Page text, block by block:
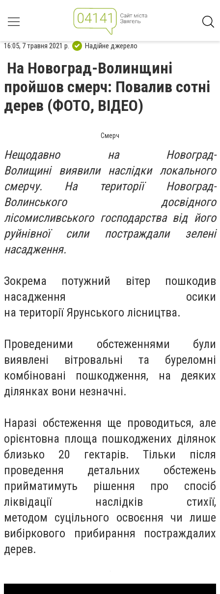
16:05, 7 травня 2021 р. Надійне джерело
На Новоград-Волинщині
пройшов смерч: Повалив сотні
дерев (ФОТО, ВІДЕО)
Смерч
Нещодавно на Новоград-
Волищинівиявили наслідки локального
смерчу. На території Новоград-
Волинського досвідного
лісомисливського господарства від його
руйнівної сили постраждали зелені
насадження.
Зокрема потужний вітер пошкодив
насадження осики
на територіїЯрунського лісництва.
Проведеними обстеженнями були
виявлені вітровальні та буреломні
комбіновані пошкодження, на деяких
ділянках вони незначні.
Наразі обстеження ще проводиться, але
орієнтовна площа пошкоджених ділянок
близько 20 гектарів. Тільки після
проведення детальних обстежень
прийматимуть рішення про спосіб
ліквідації наслідків стихії,
методом суцільного освоєння чи лише
вибіркового прибирання постраждалих
дерев.